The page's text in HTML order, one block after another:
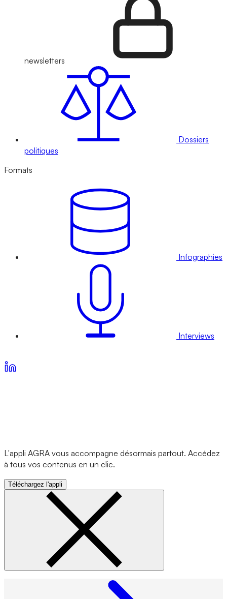
newsletters
Dossiers
politiques
Formats
Infographies
Interviews
L'appli AGRA vous accompagne désormais partout. Accédez
à tous vos contenus en un clic.
Téléchargez l'appli